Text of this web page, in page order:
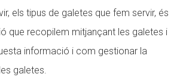
els tipus de galetes que fem servir, és
que recopilem mitjançant les galetes i
informació i com gestionar la
galetes.
DE COLÒNIES